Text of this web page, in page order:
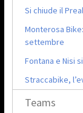
Si chiude il
Monterosa
settembre
Fontana e Nisi
Straccabike,
Teams